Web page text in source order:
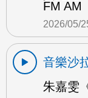
FM AM
2026/05/
音樂沙
朱嘉雯